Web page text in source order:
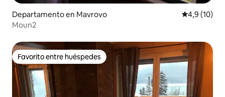
Departamento en Mavrovo Calificación
4,9 (10)
Moun2
Favorito entre huéspedes
Favorito entre huéspedes